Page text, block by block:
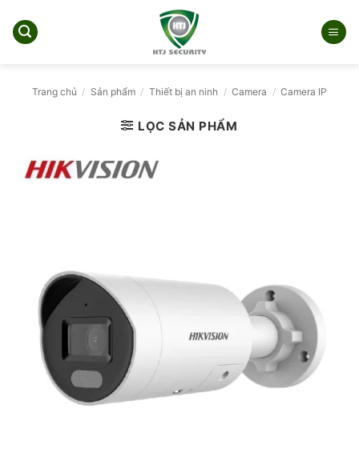
qua
Trang chủ / Sản phẩm / Thiết bị an ninh / Camera / Camera IP
LỌC SẢN PHẨM